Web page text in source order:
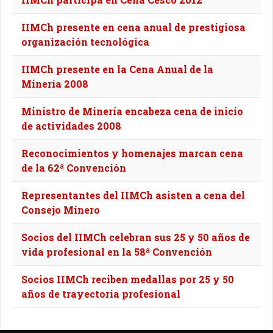
IIMCh presente en cena anual de prestigiosa
organización tecnológica
IIMCh presente en la Cena Anual de la
Minería 2008
Ministro de Minería encabeza cena de inicio
de actividades 2008
Reconocimientos y homenajes marcan cena
de la 62ª Convención
Representantes del IIMCh asisten a cena del
Consejo Minero
Socios del IIMCh celebran sus 25 y 50 años de
vida profesional en la 58ª Convención
Socios IIMCh reciben medallas por 25 y 50
años de trayectoria profesional